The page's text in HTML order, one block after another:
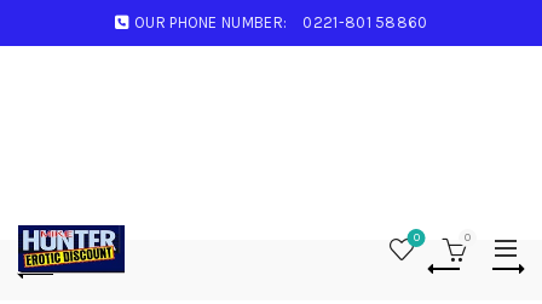
OUR PHONE NUMBER: 0221-801 58860
0 0